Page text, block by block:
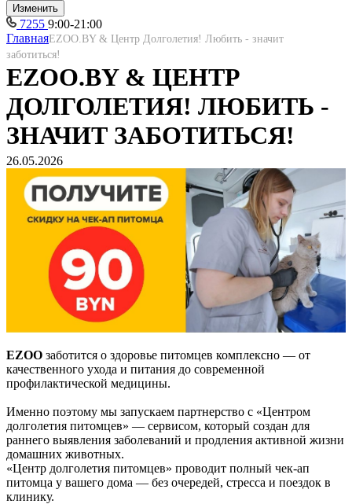
Изменить
7255 9:00-21:00
ГлавнаяEZOO.BY & Центр Долголетия! Любить - значит
заботиться!
EZOO.BY & ЦЕНТР
ДОЛГОЛЕТИЯ! ЛЮБИТЬ -
ЗНАЧИТ ЗАБОТИТЬСЯ!
26.05.2026
EZOO заботится о здоровье питомцев комплексно — от
качественного ухода и питания до современной
профилактической медицины.
Именно поэтому мы запускаем партнерство с «Центром
долголетия питомцев» — сервисом, который создан для
раннего выявления заболеваний и продления активной жизни
домашних животных.
«Центр долголетия питомцев» проводит полный чек-ап
питомца у вашего дома — без очередей, стресса и поездок в
клинику.